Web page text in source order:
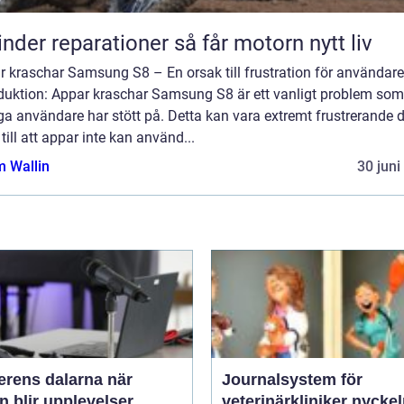
Cylinder reparationer så får motorn nytt liv
kraschar Samsung S8 – En orsak till frustration för användare
Appar kraschar Samsung S8 är ett vanligt problem som
användare har stött på. Detta kan vara extremt frustrerande
att appar inte kan använd...
Wallin
30 juni
dalarna när
Journalsystem för